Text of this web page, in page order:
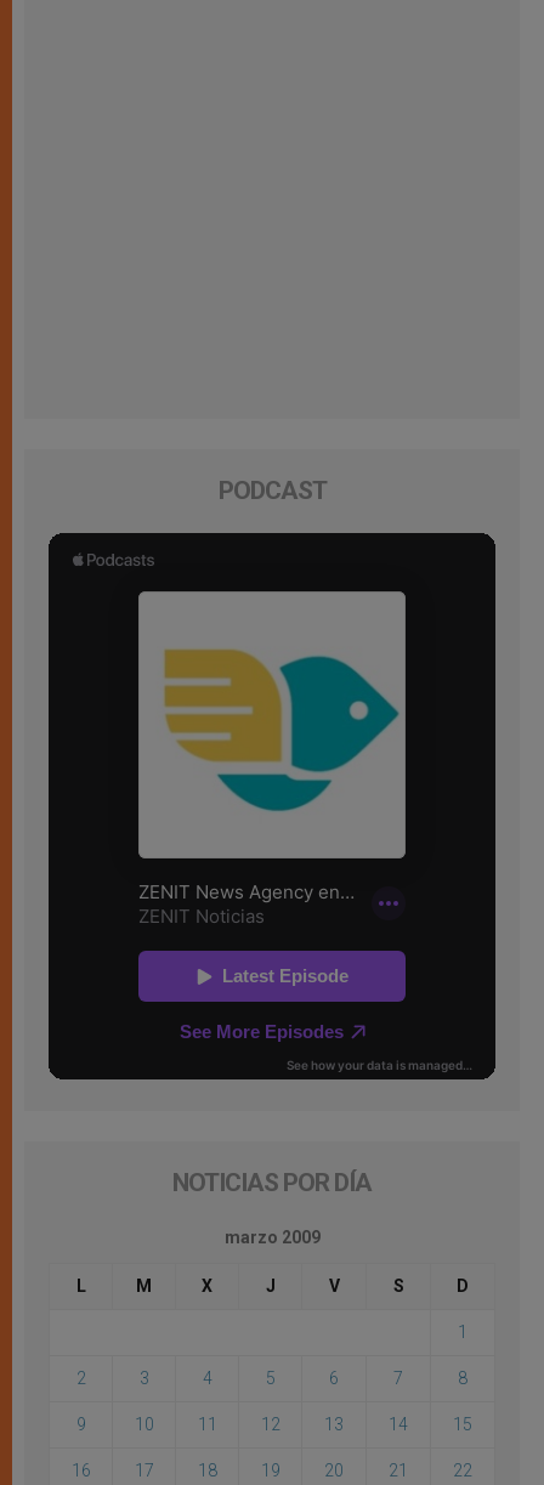
PODCAST
NOTICIAS POR DÍA
marzo 2009
L M X J V S D
1
2 3 4 5 6 7 8
9 10 11 12 13 14 15
16 17 18 19 20 21 22